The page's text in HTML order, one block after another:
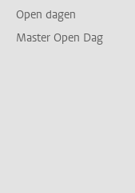
Open dagen
Master Open Dag